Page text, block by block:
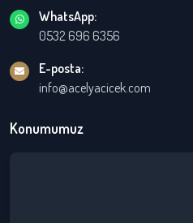
WhatsApp:
0532 696 6356
E-posta:
info@acelyacicek.com
Konumumuz